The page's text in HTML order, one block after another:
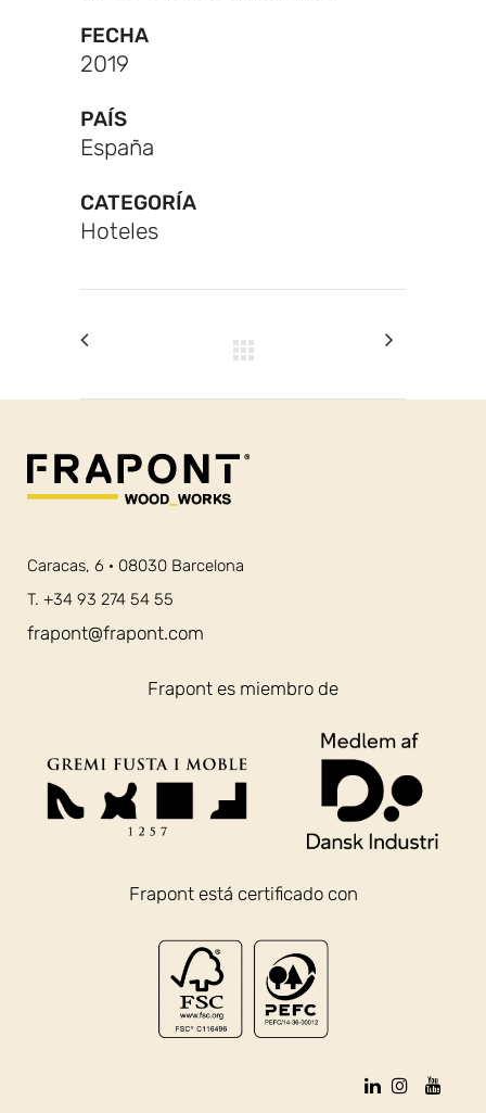
FECHA
2019
PAÍS
España
CATEGORÍA
Hoteles
Caracas, 6 · 08030 Barcelona
T. +34 93 274 54 55
frapont@frapont.com
Frapont es miembro de
Frapont está certificado con